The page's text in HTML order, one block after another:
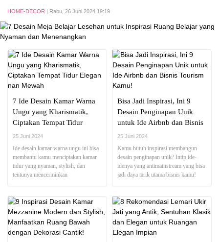
HOME-DECOR | Rabu, 26 Juni 2024 19:19
7 Ide Desain Kamar Warna
Ungu yang Kharismatik,
Ciptakan Tempat Tidur
Elegan nan Mewah
25 Juni 2024
Ide desain kamar warna ungu ini bisa
membantu kamu menciptakan kamar
tidur yang nyaman, stylish, dan
tentunya mencerminkan
Bisa Jadi Inspirasi, Ini 9
Desain Penginapan Unik
untuk Ide Airbnb dan Bisnis
Tourism Kamu!
25 Juni 2024
Kamu butuh inspirasi membangun
desain penginapan unik? Intip ide-
idenya yang antimainstream yang bisa
jadi daya tarik utama bisnis kamu!